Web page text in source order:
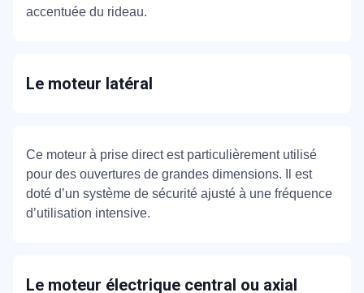
accentuée du rideau.
Le moteur latéral
Ce moteur à prise direct est particulièrement utilisé
pour des ouvertures de grandes dimensions. Il est
doté d’un système de sécurité ajusté à une fréquence
d’utilisation intensive.
Le moteur électrique central ou axial